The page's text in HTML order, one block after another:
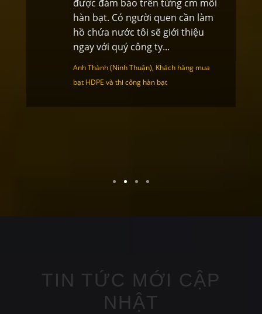
nhanh chóng nữa chứ.
ban giám đốc rất hài
công ty và sẽ liên hệ
nhu cầu
Anh Miên (Lạng Sơn), Khách
xanh cam tại kho xưởng Hà Nội
TIN TỨC MỚI CẬP
NHẬT